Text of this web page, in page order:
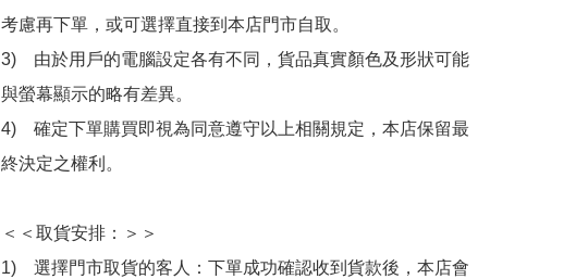
考慮再下單，或可選擇直接到本店門市自取。
3)　由於用戶的電腦設定各有不同，貨品真實顏色及形狀可能
與螢幕顯示的略有差異。
4)　確定下單購買即視為同意遵守以上相關規定，本店保留最
終決定之權利。
＜＜取貨安排：＞＞
1)　選擇門市取貨的客人：下單成功確認收到貨款後，本店會